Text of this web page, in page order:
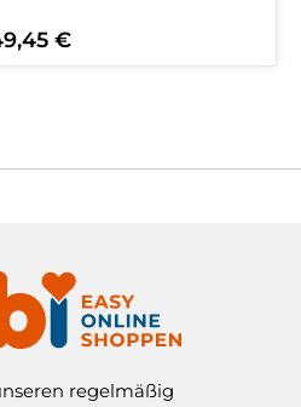
Preis:
€
regelmäßig